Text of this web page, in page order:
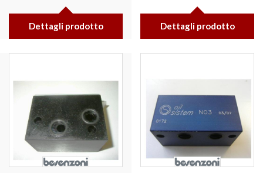
Dettagli prodotto Dettagli prodotto